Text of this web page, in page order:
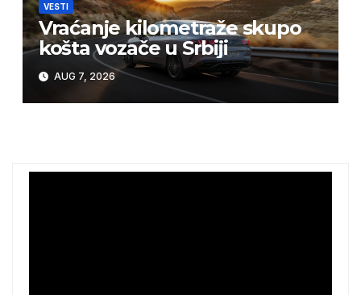
VESTI
Vraćanje kilometraže skupo
košta vozače u Srbiji
AUG 7, 2026